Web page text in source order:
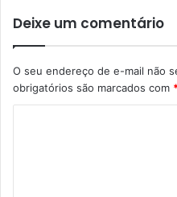
Deixe um comentário
O seu endereço de e-mail não
obrigatórios são marcados com